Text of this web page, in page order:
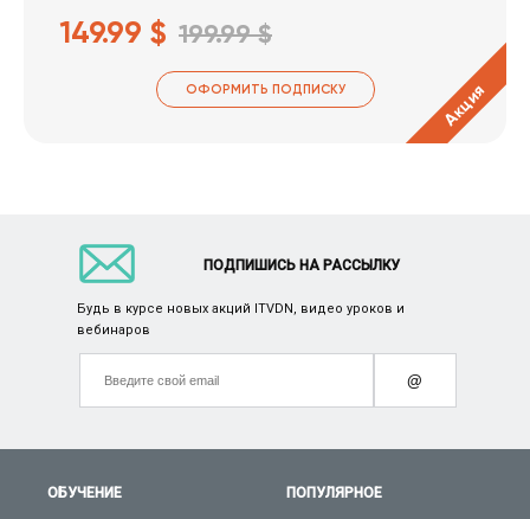
149.99 $ 199.99 $
ОФОРМИТЬ ПОДПИСКУ Акция
ОБУЧЕНИЕ ПОПУЛЯРНОЕ
ПОДПИШИСЬ НА РАССЫЛКУ
Будь в курсе новых акций ITVDN, видео уроков и
вебинаров
@